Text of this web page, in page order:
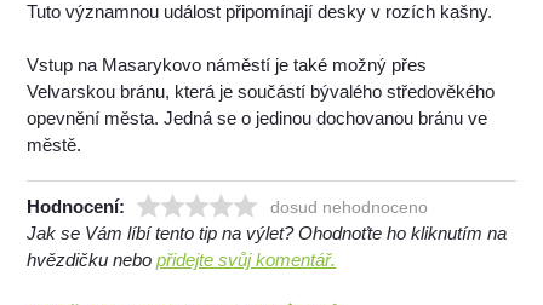
Tuto významnou událost připomínají desky v rozích kašny.
Vstup na Masarykovo náměstí je také možný přes
Velvarskou bránu, která je součástí bývalého středověkého
opevnění města. Jedná se o jedinou dochovanou bránu ve
městě.
Hodnocení: dosud nehodnoceno
Jak se Vám líbí tento tip na výlet? Ohodnoťte ho kliknutím na
hvězdičku nebopřidejte svůj komentář.